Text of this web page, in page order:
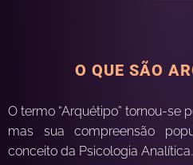
O QUE SÃO
O termo “Arquétipo” tornou-se
mas sua compreensão
conceito da Psicologia Analítica.